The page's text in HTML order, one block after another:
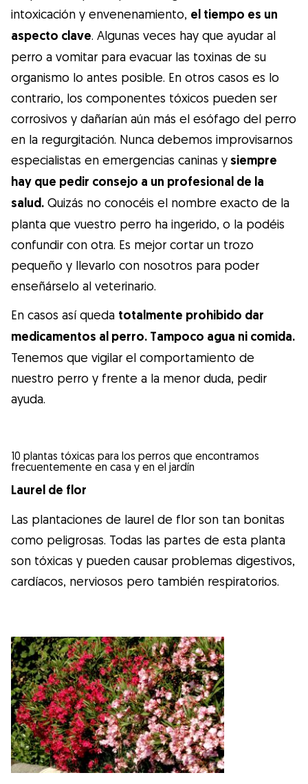
intoxicación y envenenamiento, el tiempo es un
aspecto clave. Algunas veces hay que ayudar al
perro a vomitar para evacuar las toxinas de su
organismo lo antes posible. En otros casos es lo
contrario, los componentes tóxicos pueden ser
corrosivos y dañarían aún más el esófago del perro
en la regurgitación. Nunca debemos improvisarnos
especialistas en emergencias caninas y siempre
hay que pedir consejo a un profesional de la
salud. Quizás no conocéis el nombre exacto de la
planta que vuestro perro ha ingerido, o la podéis
confundir con otra. Es mejor cortar un trozo
pequeño y llevarlo con nosotros para poder
enseñárselo al veterinario.
En casos así queda totalmente prohibido dar
medicamentos al perro. Tampoco agua ni comida.
Tenemos que vigilar el comportamiento de
nuestro perro y frente a la menor duda, pedir
ayuda.
10 plantas tóxicas para los perros que encontramos
frecuentemente en casa y en el jardín
Laurel de flor
Las plantaciones de laurel de flor son tan bonitas
como peligrosas. Todas las partes de esta planta
son tóxicas y pueden causar problemas digestivos,
cardíacos, nerviosos pero también respiratorios.